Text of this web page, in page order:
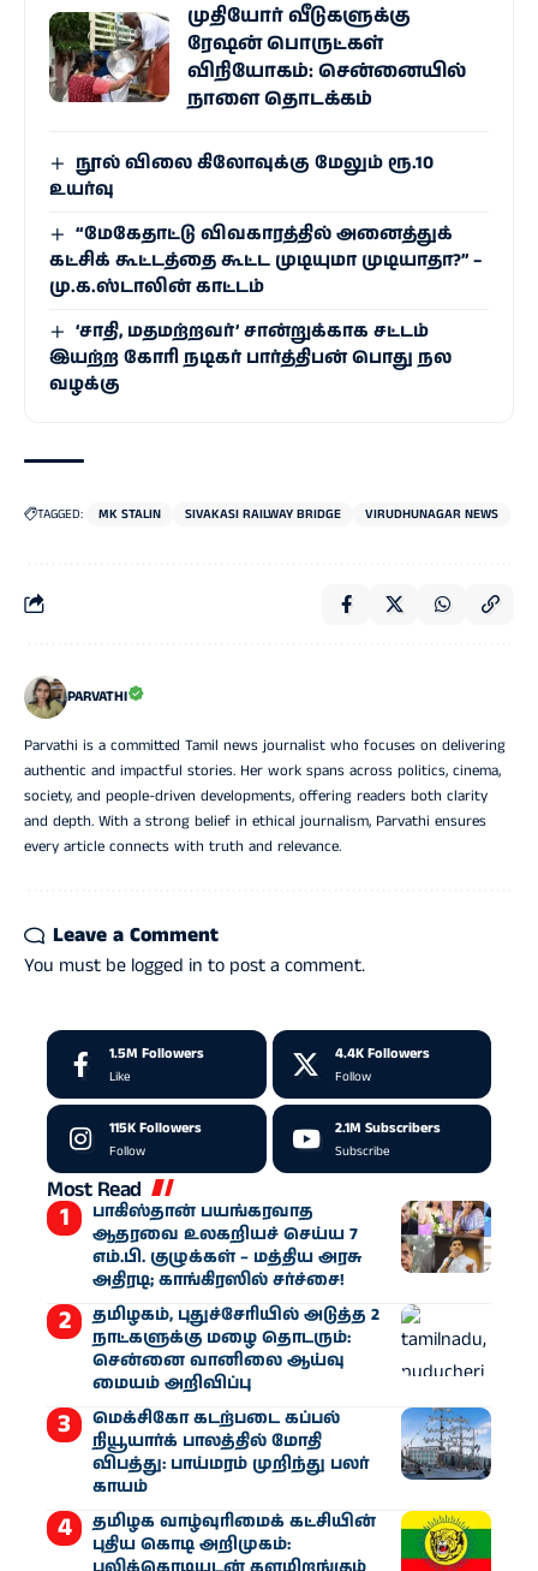
முதியோர் வீடுகளுக்கு
ரேஷன் பொருட்கள்
விநியோகம்: சென்னையில்
நாளை தொடக்கம்
நூல் விலை கிலோவுக்கு மேலும் ரூ.10
உயர்வு
“மேகேதாட்டு விவகாரத்தில் அனைத்துக்
கட்சிக் கூட்டத்தை கூட்ட முடியுமா முடியாதா?” –
மு.க.ஸ்டாலின் காட்டம்
‘சாதி, மதமற்றவர்’ சான்றுக்காக சட்டம்
இயற்ற கோரி நடிகர் பார்த்திபன் பொது நல
வழக்கு
TAGGED: MK STALIN SIVAKASI RAILWAY BRIDGE VIRUDHUNAGAR NEWS
PARVATHI
Parvathi is a committed Tamil news journalist who focuses on delivering
authentic and impactful stories. Her work spans across politics, cinema,
society, and people-driven developments, offering readers both clarity
and depth. With a strong belief in ethical journalism, Parvathi ensures
every article connects with truth and relevance.
Leave a Comment
You must be logged in to post a comment.
1.5M Followers
Like
4.4K Followers
Follow
115KFollowers
Follow
2.1M Subscribers
Subscribe
Most Read
பாகிஸ்தான் பயங்கரவாத
ஆதரவை உலகறியச் செய்ய 7
எம்.பி. குழுக்கள் – மத்திய அரசு
அதிரடி; காங்கிரஸில் சர்ச்சை!
தமிழகம், புதுச்சேரியில் அடுத்த 2
நாட்களுக்கு மழை தொடரும்:
சென்னை வானிலை ஆய்வு
மையம் அறிவிப்பு
மெக்சிகோ கடற்படை கப்பல்
நியூயார்க் பாலத்தில் மோதி
விபத்து: பாய்மரம் முறிந்து பலர்
காயம்
தமிழக வாழ்வுரிமைக் கட்சியின்
புதிய கொடி அறிமுகம்: